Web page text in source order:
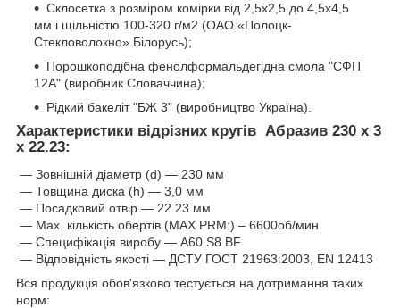
Склосетка з розміром комірки від 2,5x2,5 до 4,5x4,5
мм і щільністю 100-320 г/м2 (ОАО «Полоцк-
Стекловолокно» Білорусь);
Порошкоподібна фенолформальдегідна смола "СФП
12А" (виробник Словаччина);
Рідкий бакеліт "БЖ 3" (виробництво Україна).
Характеристики відрізних кругів Абразив 230 х 3
х 22.23:
— Зовнішній діаметр (d) — 230 мм
— Товщина диска (h) — 3,0 мм
— Посадковий отвір — 22.23 мм
— Мах. кількість обертів (MAX PRM:) – 6600об/мин
— Специфікація виробу — А60 S8 ВF
— Відповідність якості — ДСТУ ГОСТ 21963:2003, ЕN 12413
Вся продукція обов'язково тестується на дотримання таких
норм: